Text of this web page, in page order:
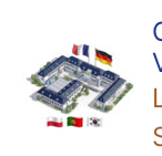
contenu